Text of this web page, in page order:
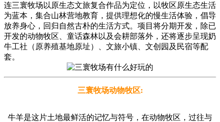
连三寰牧场以原生态文旅复合作品为定位，以牧区原生态生活
为蓝本，集合山林营地教育，提供理想化的慢生活体验，倡导
放养身心，回归自然古朴的生活方式。项目将分期开发，除已
开发的动物牧区、童话森林以及会耕部落外，还将逐步呈现奶
牛工社（原养殖基地原址）、文旅小镇、文创园及民宿等配
套。
三寰牧场动物牧区:
牛羊是这片土地最鲜活的记忆与符号，在动物牧区，过往与